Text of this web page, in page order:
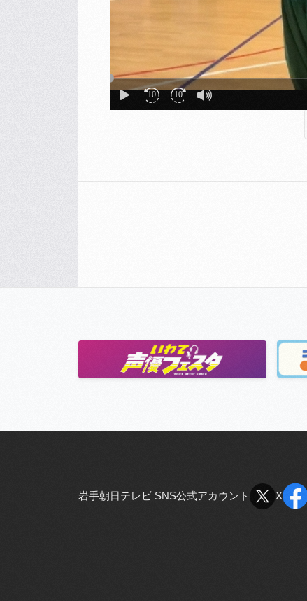
岩手朝日テレビ SNS公式アカウント
X